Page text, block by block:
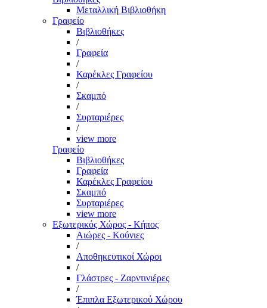
Μεταλλική Βιβλιοθήκη
Γραφείο
Βιβλιοθήκες
/
Γραφεία
/
Καρέκλες Γραφείου
/
Σκαμπό
/
Συρταριέρες
/
view more
Γραφείο
Βιβλιοθήκες
Γραφεία
Καρέκλες Γραφείου
Σκαμπό
Συρταριέρες
view more
Εξωτερικός Χώρος - Κήπος
Αιώρες - Κούνιες
/
Αποθηκευτικοί Χώροι
/
Γλάστρες - Ζαρντινιέρες
/
Έπιπλα Εξωτερικού Χώρου